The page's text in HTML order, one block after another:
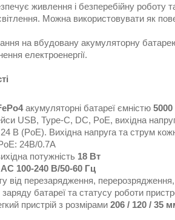
живлення і безперебійну роботу
Можна використовувати як
на вбудовану акумуляторну
електроенергії.
акумуляторні батареї ємністю
USB, Type-C, DC, PoE, вихідна
В (PoE). Вихідна напруга та струм
24В/0.7А
потужність 18 Вт
AC 100-240 В/50-60 Гц
від перезарядження, перерозрядження,
заряду батареї та статусу роботи
пристрій з розмірами 206 / 120 / 35